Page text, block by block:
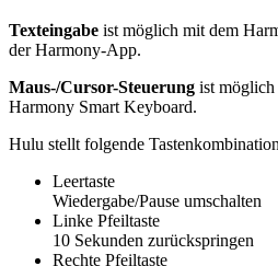
Texteingabe ist möglich mit dem
der Harmony-App.
Maus-/Cursor-Steuerung ist
Harmony Smart Keyboard.
Hulu stellt folgende
Leertaste
Wiedergabe/Pause umschalten
Linke Pfeiltaste
10 Sekunden zurückspringen
Rechte Pfeiltaste